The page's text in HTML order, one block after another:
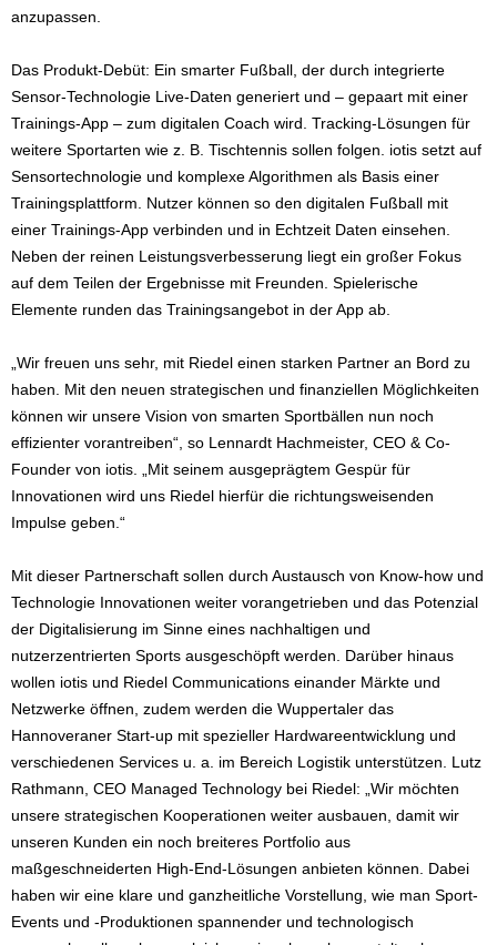
anzupassen.
Das Produkt-Debüt: Ein smarter Fußball, der durch integrierte
Sensor-Technologie Live-Daten generiert und – gepaart mit einer
Trainings-App – zum digitalen Coach wird. Tracking-Lösungen für
weitere Sportarten wie z. B. Tischtennis sollen folgen. iotis setzt auf
Sensortechnologie und komplexe Algorithmen als Basis einer
Trainingsplattform. Nutzer können so den digitalen Fußball mit
einer Trainings-App verbinden und in Echtzeit Daten einsehen.
Neben der reinen Leistungsverbesserung liegt ein großer Fokus
auf dem Teilen der Ergebnisse mit Freunden. Spielerische
Elemente runden das Trainingsangebot in der App ab.
„Wir freuen uns sehr, mit Riedel einen starken Partner an Bord zu
haben. Mit den neuen strategischen und finanziellen Möglichkeiten
können wir unsere Vision von smarten Sportbällen nun noch
effizienter vorantreiben“, so Lennardt Hachmeister, CEO & Co-
Founder von iotis. „Mit seinem ausgeprägtem Gespür für
Innovationen wird uns Riedel hierfür die richtungsweisenden
Impulse geben.“
Mit dieser Partnerschaft sollen durch Austausch von Know-how und
Technologie Innovationen weiter vorangetrieben und das Potenzial
der Digitalisierung im Sinne eines nachhaltigen und
nutzerzentrierten Sports ausgeschöpft werden. Darüber hinaus
wollen iotis und Riedel Communications einander Märkte und
Netzwerke öffnen, zudem werden die Wuppertaler das
Hannoveraner Start-up mit spezieller Hardwareentwicklung und
verschiedenen Services u. a. im Bereich Logistik unterstützen. Lutz
Rathmann, CEO Managed Technology bei Riedel: „Wir möchten
unsere strategischen Kooperationen weiter ausbauen, damit wir
unseren Kunden ein noch breiteres Portfolio aus
maßgeschneiderten High-End-Lösungen anbieten können. Dabei
haben wir eine klare und ganzheitliche Vorstellung, wie man Sport-
Events und -Produktionen spannender und technologisch